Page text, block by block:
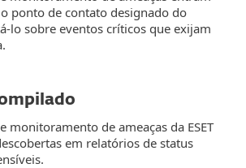
ponto de contato designado do
lo sobre eventos críticos que exijam
monitoramento de ameaças da ESET
em relatórios de status